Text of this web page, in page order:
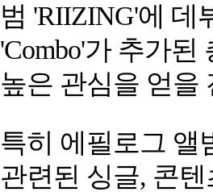
범 'RIIZING'에 데
'Combo'가 추가
높은 관심을 얻을
특히 에필로그 앨
관련된 싱글, 콘